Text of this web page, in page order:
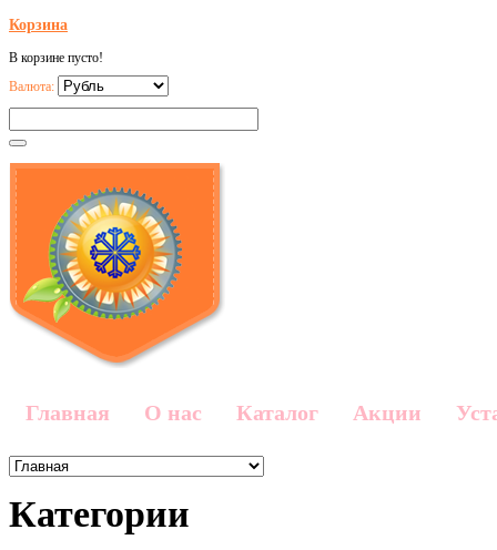
Корзина
В корзине пусто!
Валюта:
Главная О нас Каталог Акции
Категории